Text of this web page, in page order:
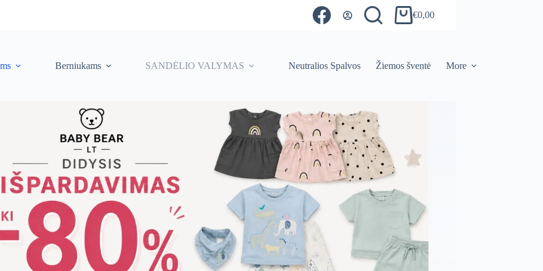
Shopping
€0,00
Berniukams SANDĖLIO VALYMAS Neutralios Spalvos Žiemos šventė More